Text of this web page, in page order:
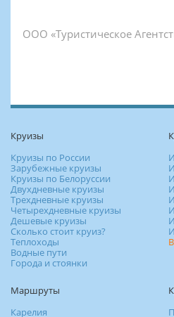
ООО «Туристическое
Круизы
Круизы по России
Зарубежные круизы
Круизы по Белоруссии
Двухдневные круизы
Трехдневные круизы
Четырехдневные круизы
Дешевые круизы
Сколько стоит круиз?
Теплоходы
Водные пути
Города и стоянки
Маршруты
Карелия